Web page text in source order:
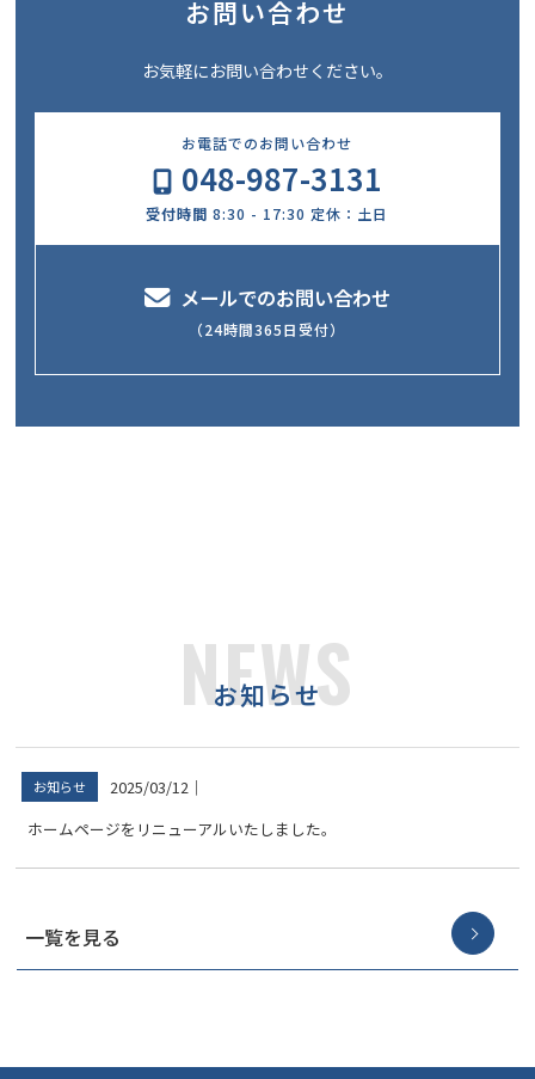
お問い合わせ
お気軽にお問い合わせください。
お電話でのお問い合わせ
048-987-3131
受付時間 8:30 - 17:30 定休：土日
メールでのお問い合わせ
（24時間365日受付）
NEWS
お知らせ
お知らせ 2025/03/12｜
ホームページをリニューアルいたしました。
一覧を見る